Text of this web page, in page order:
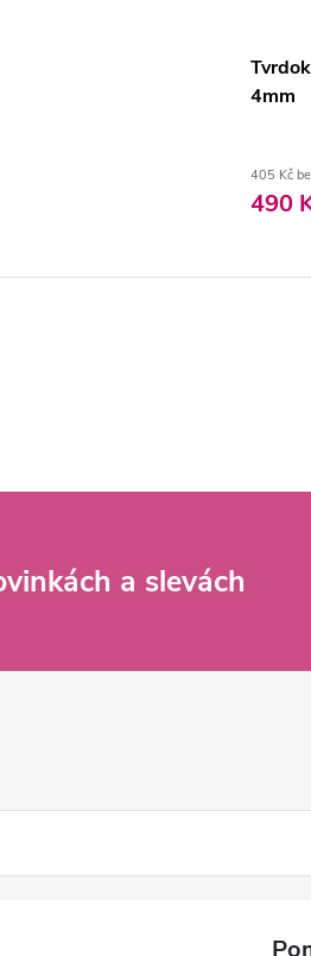
4mm
405 Kč
490
a slevách